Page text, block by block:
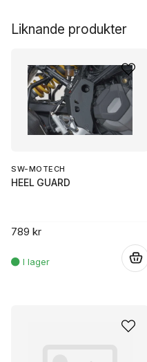
Liknande produkter
SW-MOTECH
HEEL GUARD
789 kr